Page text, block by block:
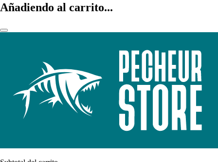
Añadiendo al carrito...